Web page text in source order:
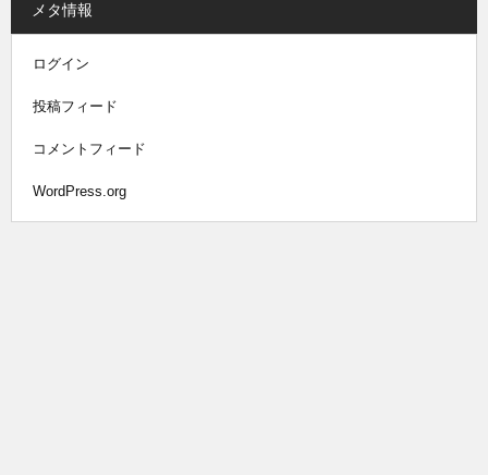
メタ情報
ログイン
投稿フィード
コメントフィード
WordPress.org